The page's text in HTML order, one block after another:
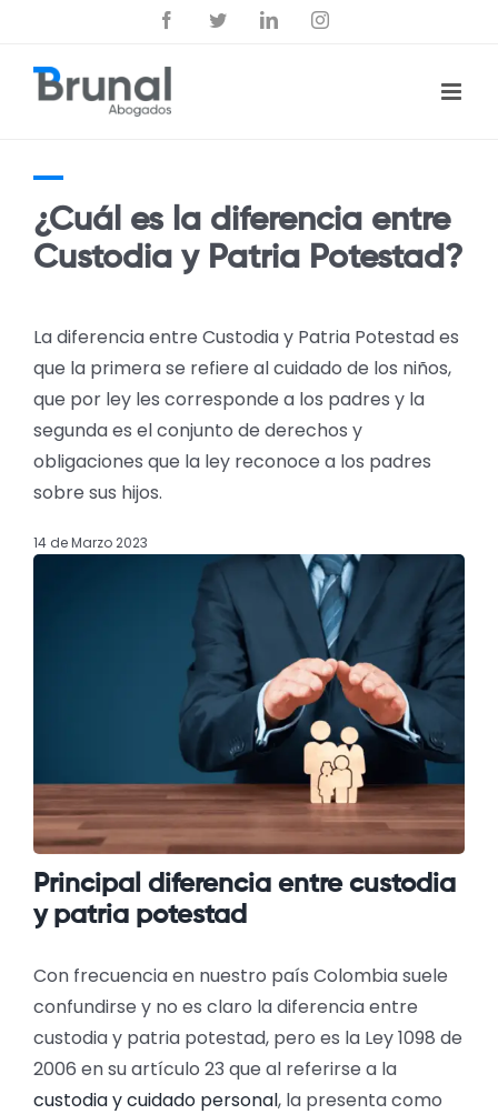
contenido
FacebookTwitterLinkedInInstagram
¿Cuál es la diferencia entre
Custodia y Patria Potestad?
La diferencia entre Custodia y Patria Potestad es
que la primera se refiere al cuidado de los niños,
que por ley les corresponde a los padres y la
segunda es el conjunto de derechos y
obligaciones que la ley reconoce a los padres
sobre sus hijos.
14 de Marzo 2023
Principal diferencia entre custodia
y patria potestad
Con frecuencia en nuestro país Colombia suele
confundirse y no es claro la diferencia entre
custodia y patria potestad, pero es la Ley 1098 de
2006 en su artículo 23 que al referirse a la
custodia y cuidado personal, la presenta como